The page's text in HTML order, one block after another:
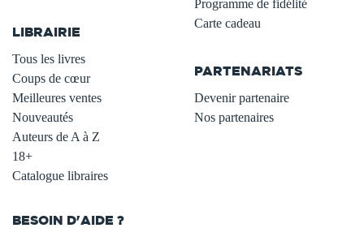
LIBRAIRIE
Tous les livres
Coups de cœur
Meilleures ventes
Nouveautés
Auteurs de A à Z
18+
Catalogue libraires
Programme de fidélité
Carte cadeau
PARTENARIATS
Devenir partenaire
Nos partenaires
BESOIN D'AIDE ?